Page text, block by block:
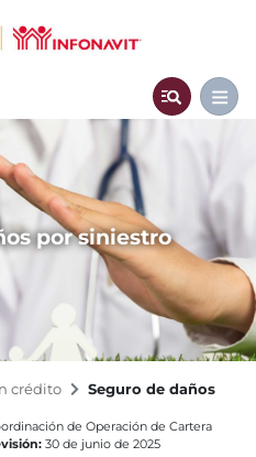
por siniestro
crédito Seguro de daños
de Operación de Cartera
30 de junio de 2025